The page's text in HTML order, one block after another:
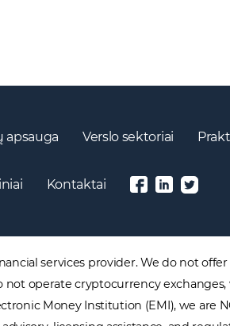
apsauga Verslo sektoriai
Kontaktai
services provider. We do not
operate cryptocurrency exchanges,
Money Institution (EMI), we are